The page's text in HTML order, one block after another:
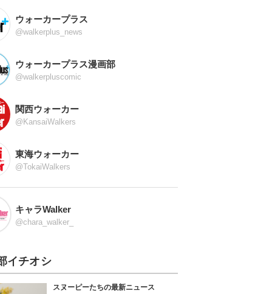
ウォーカープラス
@walkerplus_news
ウォーカープラス漫画部
@walkerpluscomic
関西ウォーカー
@KansaiWalkers
東海ウォーカー
@TokaiWalkers
キャラWalker
@chara_walker_
イチオシ
スヌーピーたちの最新ニュース